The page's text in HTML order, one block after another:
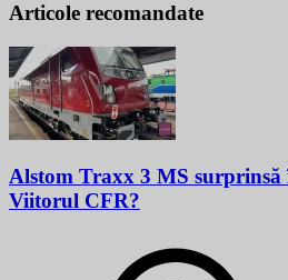
Articole recomandate
Alstom Traxx 3 MS surprinsă
Viitorul CFR?